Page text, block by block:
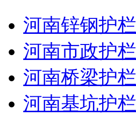
河南锌钢护栏
河南市政护栏
河南桥梁护栏
河南基坑护栏